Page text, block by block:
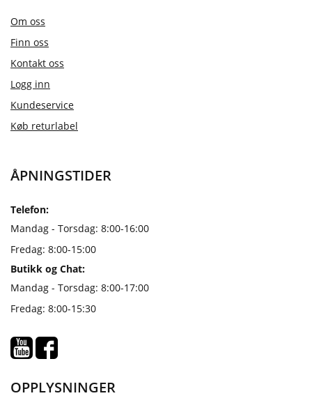
Om oss
Finn oss
Kontakt oss
Logg inn
Kundeservice
Køb returlabel
ÅPNINGSTIDER
Telefon:
Mandag - Torsdag: 8:00-16:00
Fredag: 8:00-15:00
Butikk og Chat:
Mandag - Torsdag: 8:00-17:00
Fredag: 8:00-15:30
OPPLYSNINGER